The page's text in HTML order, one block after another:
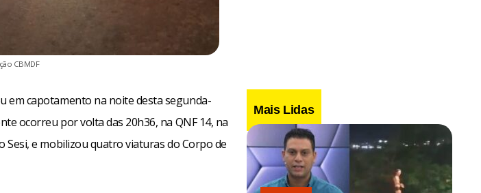
CBMDF
em capotamento na noite desta segunda-
ocorreu por volta das 20h36, na QNF 14, na
Sesi, e mobilizou quatro viaturas do Corpo de
Mais Lidas